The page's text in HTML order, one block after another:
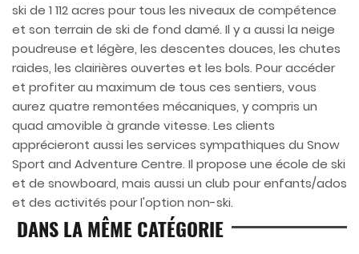
ski de 1 112 acres pour tous les niveaux de compétence
et son terrain de ski de fond damé. Il y a aussi la neige
poudreuse et légère, les descentes douces, les chutes
raides, les clairières ouvertes et les bols. Pour accéder
et profiter au maximum de tous ces sentiers, vous
aurez quatre remontées mécaniques, y compris un
quad amovible à grande vitesse. Les clients
apprécieront aussi les services sympathiques du Snow
Sport and Adventure Centre. Il propose une école de ski
et de snowboard, mais aussi un club pour enfants/ados
et des activités pour l'option non-ski.
DANS LA MÊME CATÉGORIE